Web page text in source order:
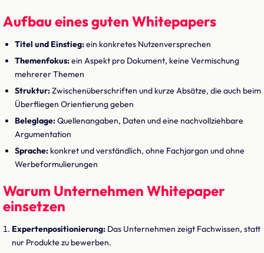
Aufbau eines guten Whitepapers
Titel und Einstieg:ein konkretes Nutzenversprechen
Themenfokus:ein Aspekt pro Dokument, keine Vermischung
mehrerer Themen
Struktur:Zwischenüberschriften und kurze Absätze, die auch beim
Überfliegen Orientierung geben
Beleglage:Quellenangaben, Daten und eine nachvollziehbare
Argumentation
Sprache: konkret und verständlich, ohne Fachjargon und ohne
Werbeformulierungen
Warum Unternehmen Whitepaper
einsetzen
Expertenpositionierung: Das Unternehmen zeigt Fachwissen, statt
nur Produkte zu bewerben.